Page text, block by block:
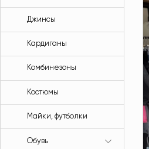
Джинсы
Кардиганы
Комбинезоны
Костюмы
Майки, футболки
Обувь